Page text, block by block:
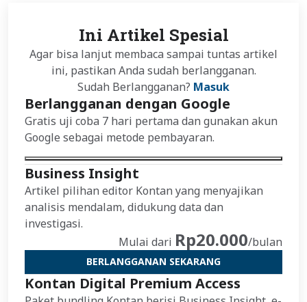
Ini Artikel Spesial
Agar bisa lanjut membaca sampai tuntas artikel
ini, pastikan Anda sudah berlangganan.
Sudah Berlangganan? Masuk
Berlangganan dengan Google
Gratis uji coba 7 hari pertama dan gunakan akun
Google sebagai metode pembayaran.
Business Insight
Artikel pilihan editor Kontan yang menyajikan
analisis mendalam, didukung data dan
investigasi.
Mulai dari Rp20.000/bulan
BERLANGGANAN SEKARANG
Kontan Digital Premium Access